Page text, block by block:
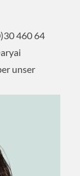
460 64
unser